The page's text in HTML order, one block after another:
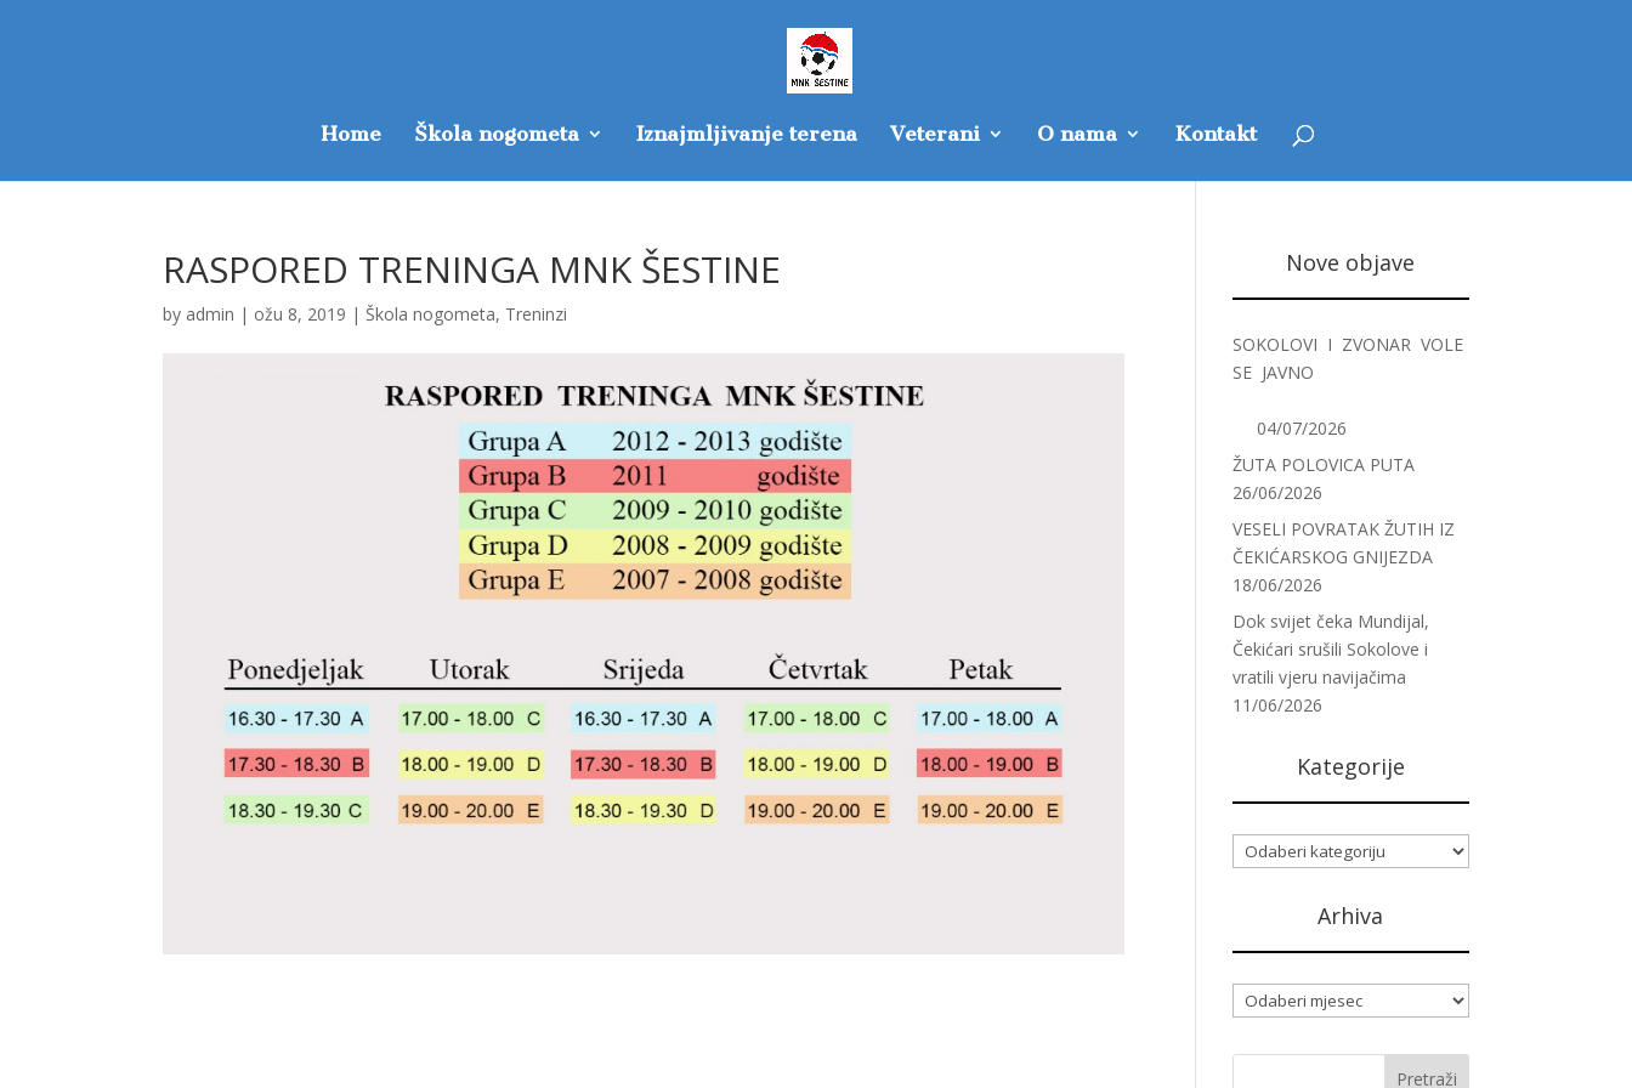
Home Škola nogometa Iznajmljivanje terena Veterani O nama Kontakt
RASPORED TRENINGA MNK ŠESTINE
by admin | ožu 8, 2019 |Škola nogometa, Treninzi
Nove objave
SOKOLOVI I ZVONAR VOLE
SE JAVNO
04/07/2026
ŽUTA POLOVICA PUTA
26/06/2026
VESELI POVRATAK ŽUTIH IZ
ČEKIĆARSKOG GNIJEZDA
18/06/2026
Dok svijet čeka Mundijal,
Čekićari srušili Sokolove i
vratili vjeru navijačima
11/06/2026
Kategorije
Kategorije
Arhiva
Arhiva